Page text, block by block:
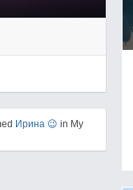
Ирина 😉 in My